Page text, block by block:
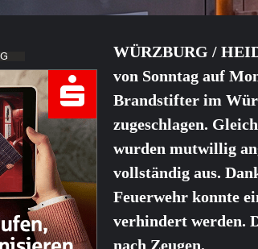
WÜRZBURG /
von Sonntag auf
Brandstifter im
zugeschlagen.
wurden mutwillig
vollständig aus.
Feuerwehr konnte
verhindert werden.
nach Zeugen.